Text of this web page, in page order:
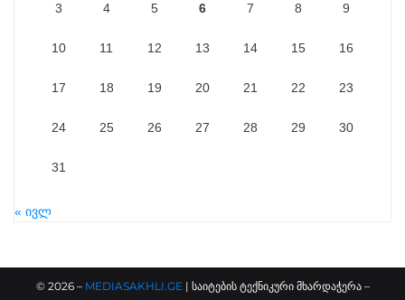
3 4 5 6 7 8 9
10 11 12 13 14 15 16
17 18 19 20 21 22 23
24 25 26 27 28 29 30
31
« ივლ
© 2026– MEDIASAKHLI.GE| საიტების ტექნიკური მხარდაჭერა –